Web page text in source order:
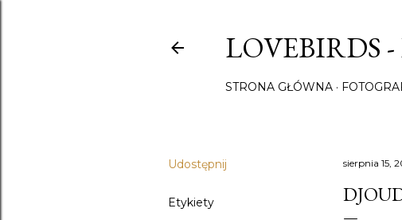
LOVEBIRDS
STRONA GŁÓWNA
Udostępnij
Etykiety
sierpnia 15,